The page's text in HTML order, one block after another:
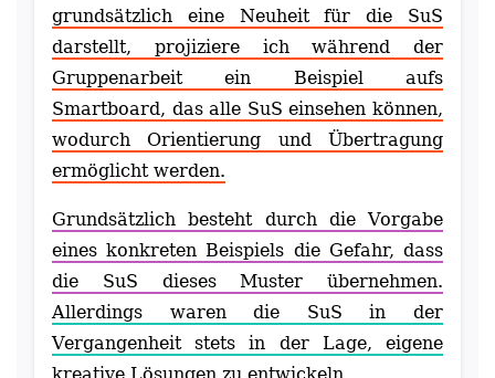
grundsätzlich eine Neuheit für die SuS
darstellt, projiziere ich während der
Gruppenarbeit ein Beispiel aufs
Smartboard, das alle SuS einsehen können,
wodurch Orientierung und Übertragung
ermöglicht werden.
Grundsätzlich besteht durch die Vorgabe
eines konkreten Beispiels die Gefahr, dass
die SuS dieses Muster übernehmen.
Allerdings waren die SuS in der
Vergangenheit stets in der Lage, eigene
kreative Lösungen zu entwickeln.